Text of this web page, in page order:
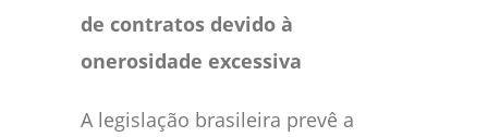
de contratos devido à
onerosidade excessiva
A legislação brasileira prevê a